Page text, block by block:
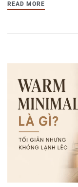
READ MORE